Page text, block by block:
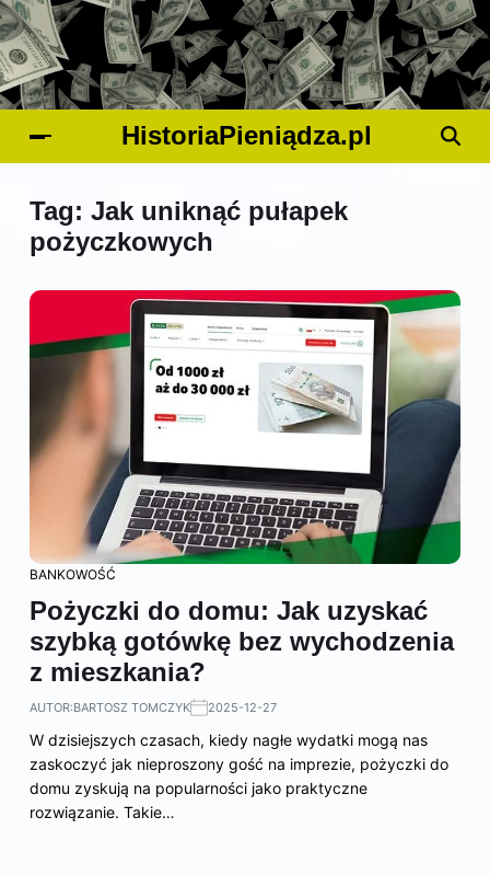
HistoriaPieniądza.pl
Tag: Jak uniknąć pułapek
pożyczkowych
BANKOWOŚĆ
Pożyczki do domu: Jak uzyskać
szybką gotówkę bez wychodzenia
z mieszkania?
AUTOR:BARTOSZ TOMCZYK 2025-12-27
W dzisiejszych czasach, kiedy nagłe wydatki mogą nas
zaskoczyć jak nieproszony gość na imprezie, pożyczki do
domu zyskują na popularności jako praktyczne
rozwiązanie. Takie…